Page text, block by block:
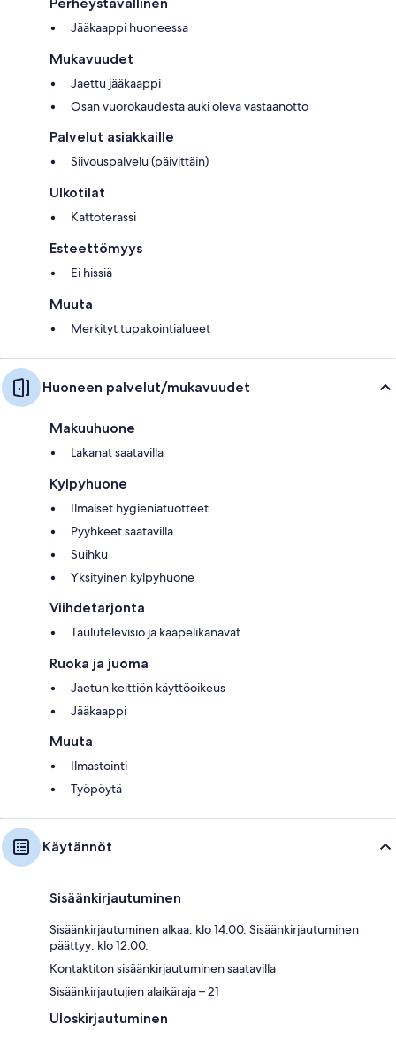
Jääkaappi huoneessa
Mukavuudet
Jaettu jääkaappi
Osan vuorokaudesta auki oleva vastaanotto
Palvelut asiakkaille
Siivouspalvelu (päivittäin)
Ulkotilat
Kattoterassi
Esteettömyys
Ei hissiä
Muuta
Merkityt tupakointialueet
Huoneen palvelut/mukavuudet
Makuuhuone
Lakanat saatavilla
Kylpyhuone
Ilmaiset hygieniatuotteet
Pyyhkeet saatavilla
Suihku
Yksityinen kylpyhuone
Viihdetarjonta
Taulutelevisio ja kaapelikanavat
Ruoka ja juoma
Jaetun keittiön käyttöoikeus
Jääkaappi
Muuta
Ilmastointi
Työpöytä
Käytännöt
Sisäänkirjautuminen
Sisäänkirjautuminen alkaa: klo 14.00. Sisäänkirjautuminen
päättyy: klo 12.00.
Kontaktiton sisäänkirjautuminen saatavilla
Sisäänkirjautujien alaikäraja – 21
Uloskirjautuminen